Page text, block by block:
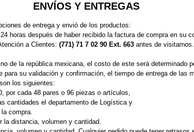
ENVÍOS Y ENTREGAS
de entrega y envió de los productos:
horas después de haber recibido la factura de compra en su
a Clientes: (771) 71 7 02 90 Ext. 663 antes de
de la república mexicana, el costo de este será determinado
su validación y confirmación, el tiempo de entrega de las
los siguientes:
por cada 48 pares o 96 piezas o artículos,
cantidades el departamento de Logística y
compra.
la distancia, volumen y cantidad.